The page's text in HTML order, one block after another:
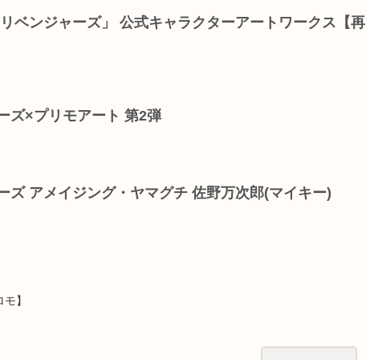
ベンジャーズ」 公式キャラクターアートワークス【再
ズ×プリモアート 第2弾
ズ アメイジング・ヤマグチ 佐野万次郎(マイキー)
】